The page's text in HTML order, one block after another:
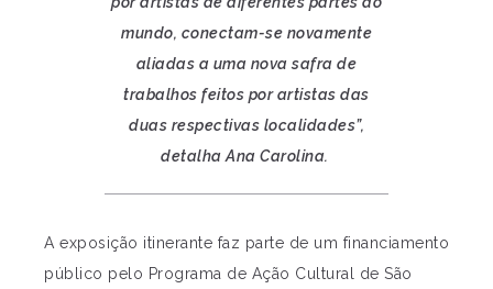
mundo, conectam-se novamente
aliadas a uma nova safra de
trabalhos feitos por artistas das
duas respectivas localidades”,
detalha Ana Carolina.
A exposição itinerante faz parte de um financiamento
público pelo Programa de Ação Cultural de São